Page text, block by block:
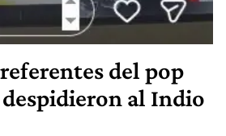
del pop
al Indio